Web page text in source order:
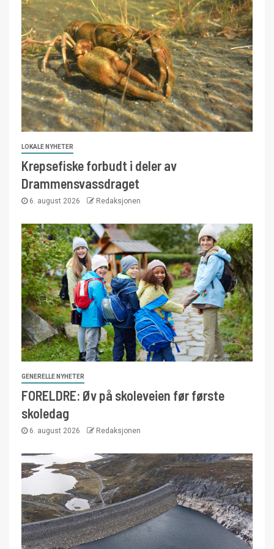
LOKALE NYHETER
Krepsefiske forbudt i deler av
Drammensvassdraget
6. august 2026 Redaksjonen
GENERELLE NYHETER
FORELDRE: Øv på skoleveien før første
skoledag
6. august 2026 Redaksjonen